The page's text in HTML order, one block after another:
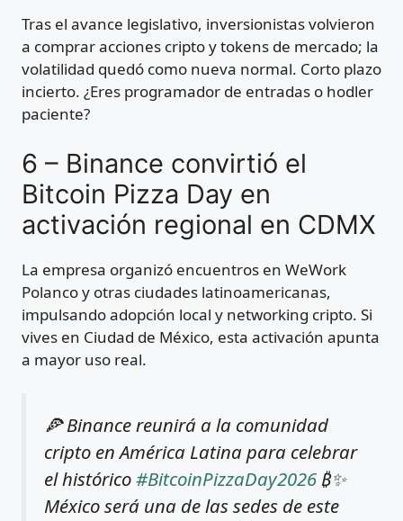
Tras el avance legislativo, inversionistas volvieron
a comprar acciones cripto y tokens de mercado; la
volatilidad quedó como nueva normal. Corto plazo
incierto. ¿Eres programador de entradas o hodler
paciente?
6 – Binance convirtió el
Bitcoin Pizza Day en
activación regional en CDMX
La empresa organizó encuentros en WeWork
Polanco y otras ciudades latinoamericanas,
impulsando adopción local y networking cripto. Si
vives en Ciudad de México, esta activación apunta
a mayor uso real.
🍕 Binance reunirá a la comunidad
cripto en América Latina para celebrar
el histórico#BitcoinPizzaDay2026 ₿✨
México será una de las sedes de este